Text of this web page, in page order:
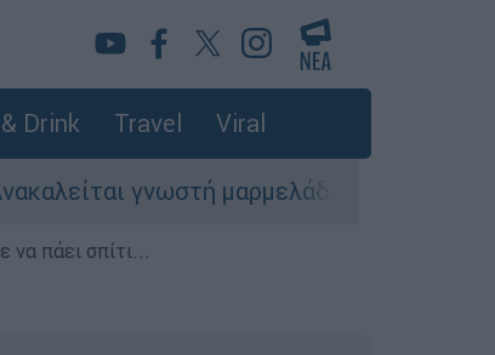
Drink Travel Viral
μαρμελάδα - Κίνδυνος θραύσης στη
πάει σπίτι...